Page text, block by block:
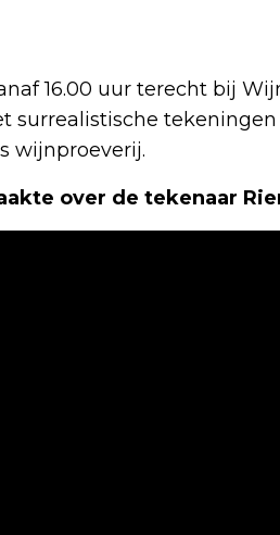
16.00 uur terecht bij
surrealistische tekeningen
wijnproeverij.
over de tekenaar